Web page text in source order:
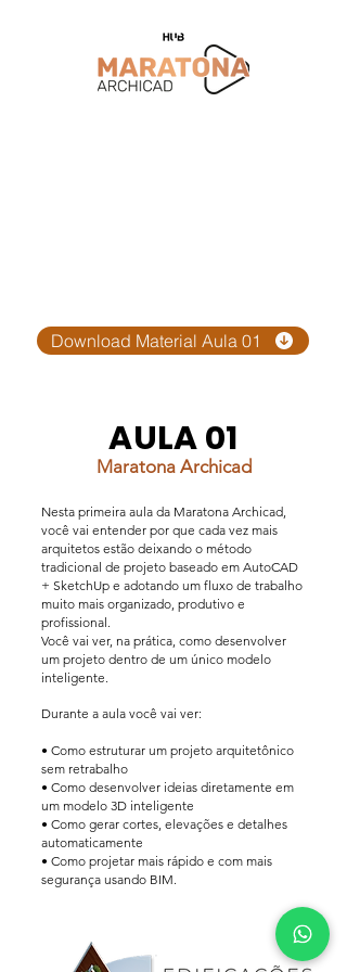
Download Material Aula 01
Maratona Archicad
AULA 01
Nesta primeira aula da Maratona Archicad,
você vai entender por que cada vez mais
arquitetos estão deixando o método
tradicional de projeto baseado em AutoCAD
+ SketchUp e adotando um fluxo de trabalho
muito mais organizado, produtivo e
profissional.
Você vai ver, na prática, como desenvolver
um projeto dentro de um único modelo
inteligente.
Durante a aula você vai ver:
• Como estruturar um projeto arquitetônico
sem retrabalho
• Como desenvolver ideias diretamente em
um modelo 3D inteligente
• Como gerar cortes, elevações e detalhes
automaticamente
• Como projetar mais rápido e com mais
segurança usando BIM.